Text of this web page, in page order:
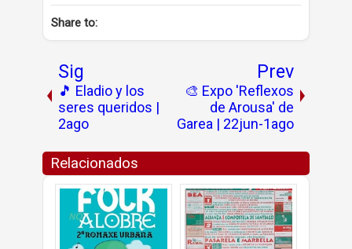
Share to:
Sig
🎵 Eladio y los
seres queridos |
2ago
Prev
🎨 Expo 'Reflexos
de Arousa' de
Garea | 22jun-1ago
Relacionados